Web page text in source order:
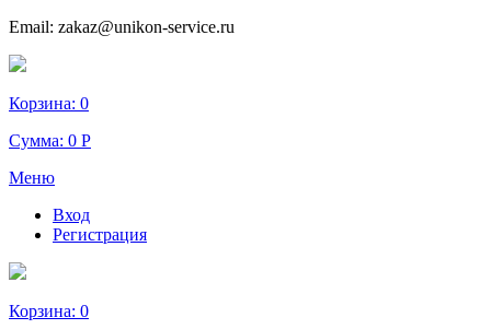
Email: zakaz@unikon-service.ru
Корзина: 0
Сумма: 0 Р
Меню
Вход
Регистрация
Корзина: 0